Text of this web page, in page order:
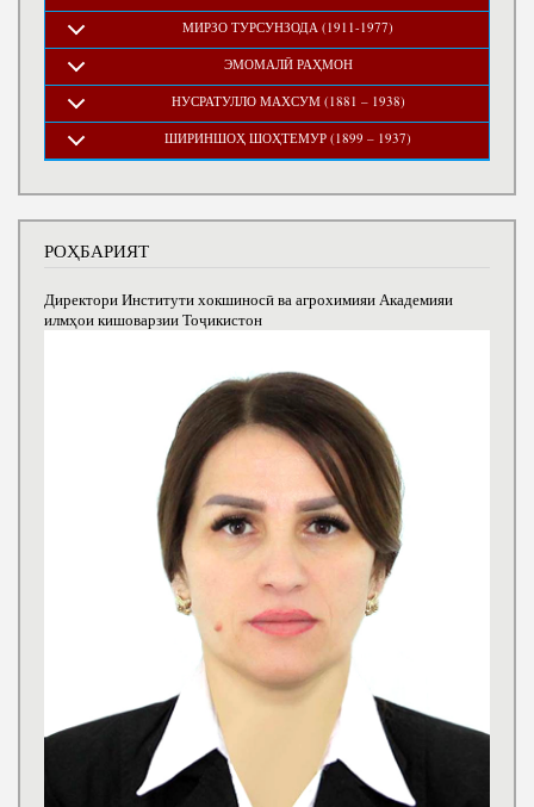
МИРЗО ТУРСУНЗОДА (1911-1977)
ЭМОМАЛӢ РАҲМОН
НУСРАТУЛЛО МАХСУМ (1881 – 1938)
ШИРИНШОҲ ШОҲТЕМУР (1899 – 1937)
РОҲБАРИЯТ
Директори Институти хокшиносӣ ва агрохимияи Академияи
илмҳои кишоварзии Тоҷикистон